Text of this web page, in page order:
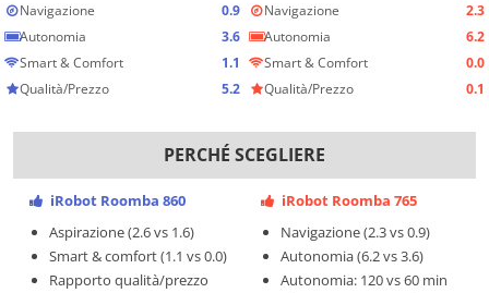
Navigazione
0.9
Autonomia
3.6
Smart & Comfort
1.1
Qualità/Prezzo
5.2
Navigazione
2.3
Autonomia
6.2
Smart & Comfort
0.0
Qualità/Prezzo
0.1
PERCHÉ SCEGLIERE
iRobot Roomba 860
Aspirazione (2.6 vs 1.6)
Smart & comfort (1.1 vs 0.0)
Rapporto qualità/prezzo
iRobot Roomba 765
Navigazione (2.3 vs 0.9)
Autonomia (6.2 vs 3.6)
Autonomia: 120 vs 60 min